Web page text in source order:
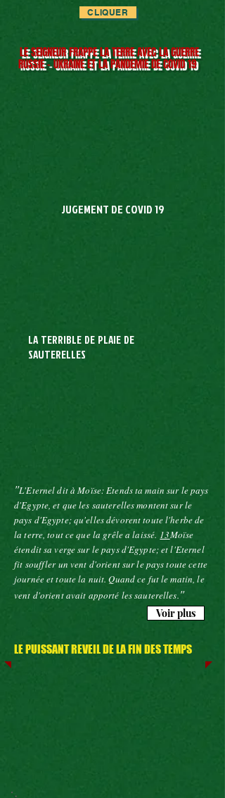
CLIQUER
LE SEIGNEUR FRAPPE LA TERRE AVEC LA GUERRE
RUSSIE - UKRAINE ET LA PANDEMIE DE COVID 19
JUGEMENT DE COVID 19
LA TERRIBLE DE PLAIE DE
SAUTERELLES
"L'Eternel dit à Moïse: Etends ta main sur le pays
d'Egypte, et que les sauterelles montent sur le
pays d'Egypte; qu'elles dévorent toute l'herbe de
la terre, tout ce que la grêle a laissé. 13Moïse
étendit sa verge sur le pays d'Egypte; et l'Eternel
fit souffler un vent d'orient sur le pays toute cette
journée et toute la nuit. Quand ce fut le matin, le
vent d'orient avait apporté les sauterelles."
Voir plus
LE PUISSANT REVEIL DE LA FIN DES TEMPS